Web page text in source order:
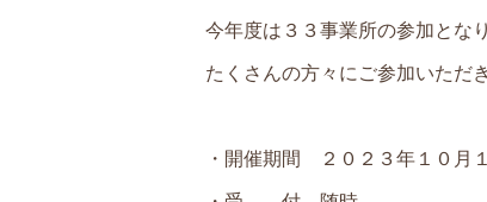
今年度は３３事業所の参加とな
たくさんの方々にご参加いただ
・開催期間 ２０２３年１０月